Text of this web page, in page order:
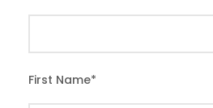
First Name*